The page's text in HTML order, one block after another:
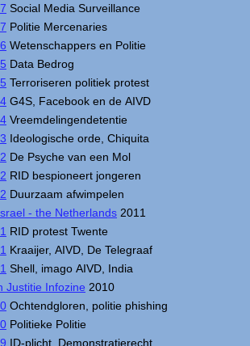
Social Media Surveillance
Politie Mercenaries
Wetenschappers en Politie
Data Bedrog
Terroriseren politiek protest
G4S, Facebook en de AIVD
Vreemdelingendetentie
Ideologische orde, Chiquita
De Psyche van een Mol
RID bespioneert jongeren
Duurzaam afwimpelen
- the Netherlands 2011
RID protest Twente
Kraaijer, AIVD, De Telegraaf
Shell, imago AIVD, India
Justitie Infozine 2010
Ochtendgloren, politie phishing
Politieke Politie
ID-plicht, Demonstratierecht